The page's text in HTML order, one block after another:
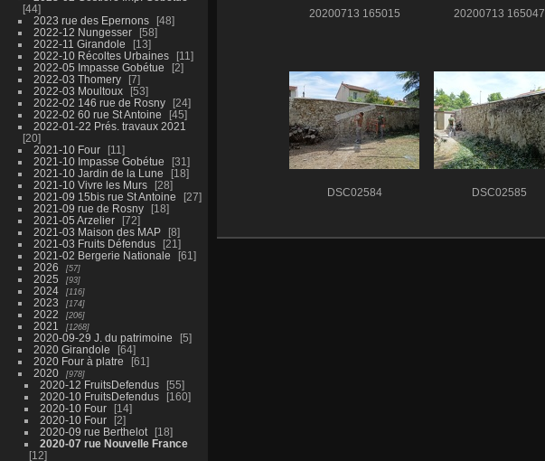
44
2023 rue des Epernons
48
2022-12 Nungesser
58
2022-11 Girandole
13
2022-10 Récoltes Urbaines
11
2022-05 Impasse Gobétue
2
2022-03 Thomery
7
2022-03 Moultoux
53
2022-02 146 rue de Rosny
24
2022-02 60 rue St Antoine
45
2022-01-22 Prés. travaux 2021
20
2021-10 Four
11
2021-10 Impasse Gobétue
31
2021-10 Jardin de la Lune
18
2021-10 Vivre les Murs
28
2021-09 15bis rue St Antoine
27
2021-09 rue de Rosny
18
2021-05 Arzelier
72
2021-03 Maison des MAP
8
2021-03 Fruits Défendus
21
2021-02 Bergerie Nationale
61
2026
57
2025 93
2024 116
2023 174
2022 206
2021 1268
2020-09-29 J. du patrimoine
5
2020 Girandole
64
2020 Four à platre
61
2020
978
2020-12 FruitsDefendus
55
2020-10 FruitsDefendus
160
2020-10 Four
14
2020-10 Four
2
2020-09 rue Berthelot
18
2020-07 rue Nouvelle France
12
20200713 165015 20200713 165047
DSC02584 DSC02585